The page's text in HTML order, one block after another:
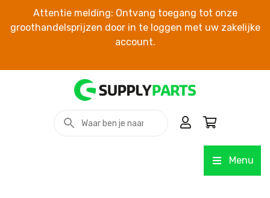
Attentie melding: Ontvang toegang tot onze
groothandelsprijzen door in te loggen met uw zakelijke
account.
Menu